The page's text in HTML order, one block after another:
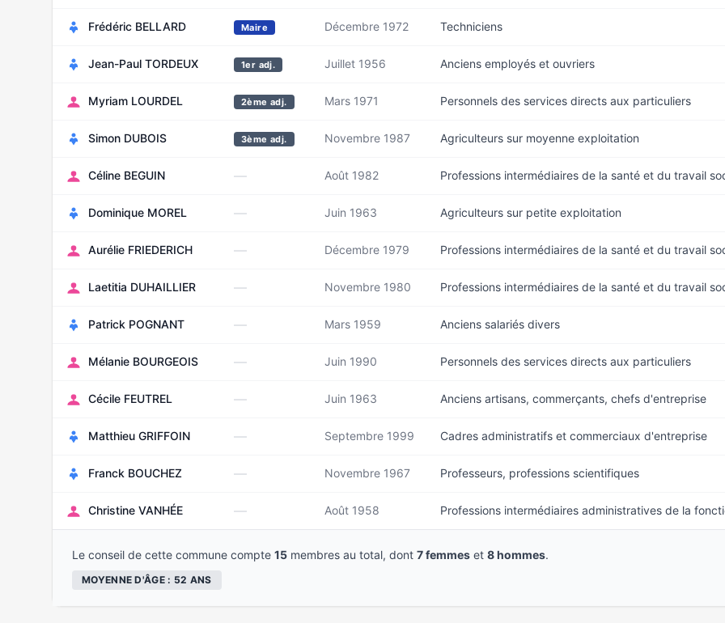
Frédéric BELLARD Maire Décembre 1972 Techniciens
Jean-Paul TORDEUX 1er adj. Juillet 1956 Anciens employés et ouvriers
Myriam LOURDEL 2ème adj. Mars 1971 Personnels des services directs aux particuliers
Simon DUBOIS 3ème adj. Novembre 1987 Agriculteurs sur moyenne exploitation
Céline BEGUIN — Août 1982 Professions intermédiaires de la santé et du travail
Dominique MOREL — Juin 1963 Agriculteurs sur petite exploitation
Aurélie FRIEDERICH — Décembre 1979 Professions intermédiaires de la santé et du travail
Laetitia DUHAILLIER — Novembre 1980 Professions intermédiaires de la santé et du travail
Patrick POGNANT — Mars 1959 Anciens salariés divers
Mélanie BOURGEOIS — Juin 1990 Personnels des services directs aux particuliers
Cécile FEUTREL — Juin 1963 Anciens artisans, commerçants, chefs d'entreprise
Matthieu GRIFFOIN — Septembre 1999 Cadres administratifs et commerciaux d'entreprise
Franck BOUCHEZ — Novembre 1967 Professeurs, professions scientifiques
Christine VANHÉE — Août 1958 Professions intermédiaires administratives de la
Le conseil de cette commune compte 15 membres au total, dont 7 femmes et 8 hommes.
MOYENNE D'ÂGE : 52 ANS